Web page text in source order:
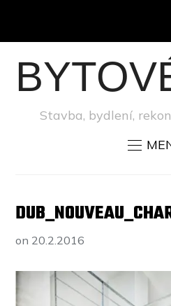
Stavba, bydlení,
on 20.2.2016